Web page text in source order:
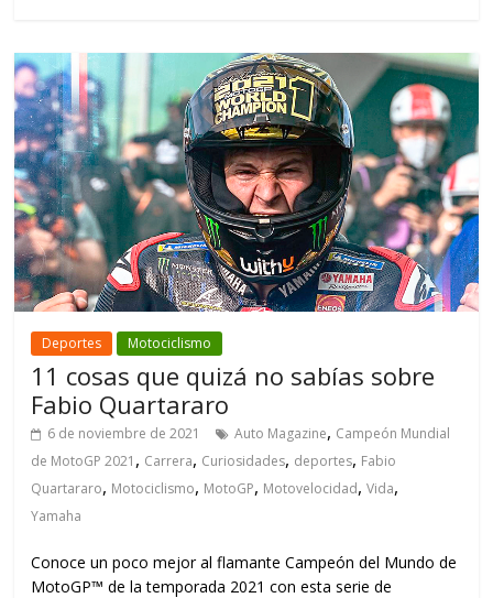
Deportes Motociclismo
11 cosas que quizá no sabías sobre
Fabio Quartararo
6 de noviembre de 2021 Auto Magazine, Campeón Mundial
de MotoGP 2021 , Carrera, Curiosidades, deportes, Fabio
Quartararo, Motociclismo, MotoGP, Motovelocidad,Vida,
Yamaha
Conoce un poco mejor al flamante Campeón del Mundo de
MotoGP™ de la temporada 2021 con esta serie de